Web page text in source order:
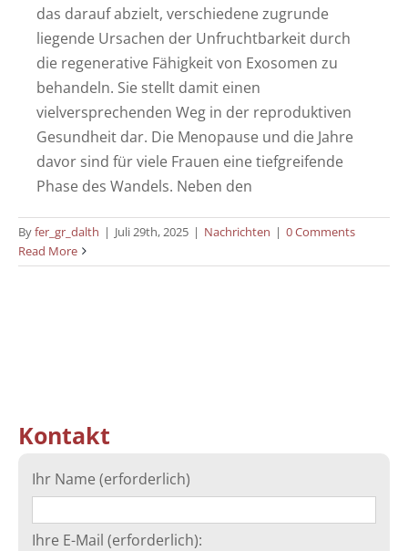
das darauf abzielt, verschiedene zugrunde
liegende Ursachen der Unfruchtbarkeit durch
die regenerative Fähigkeit von Exosomen zu
behandeln. Sie stellt damit einen
vielversprechenden Weg in der reproduktiven
Gesundheit dar. Die Menopause und die Jahre
davor sind für viele Frauen eine tiefgreifende
Phase des Wandels. Neben den
Byfer_gr_dalth | Juli 29th, 2025 | Nachrichten | 0 Comments
Read More
Kontakt
Ihr Name (erforderlich)
Ihre E-Mail (erforderlich):